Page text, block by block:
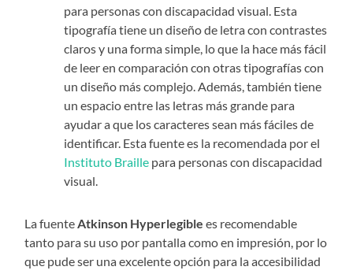
para personas con discapacidad visual. Esta
tipografía tiene un diseño de letra con contrastes
claros y una forma simple, lo que la hace más fácil
de leer en comparación con otras tipografías con
un diseño más complejo. Además, también tiene
un espacio entre las letras más grande para
ayudar a que los caracteres sean más fáciles de
identificar. Esta fuente es la recomendada por el
Instituto Braille para personas con discapacidad
visual.
La fuenteAtkinson Hyperlegible es recomendable
tanto para su uso por pantalla como en impresión, por lo
que pude ser una excelente opción para la accesibilidad